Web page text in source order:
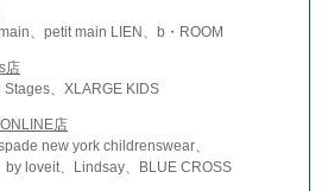
、petit main LIEN、b・ROOM
店
、XLARGE KIDS
店
new york childrenswear、
by loveit、Lindsay、BLUE CROSS